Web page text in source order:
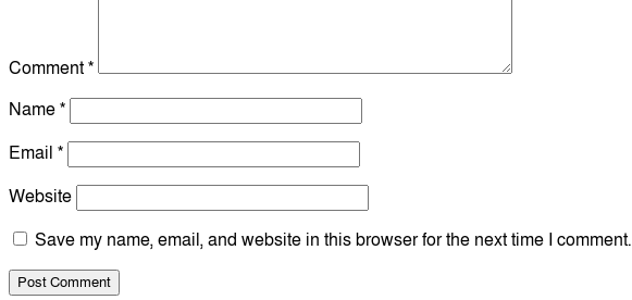
Comment*
Name*
Email *
Website
Save my name, email, and website in this browser for the next time I comment.